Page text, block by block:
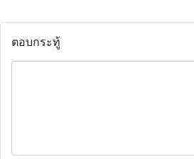
ตอบกระทู้